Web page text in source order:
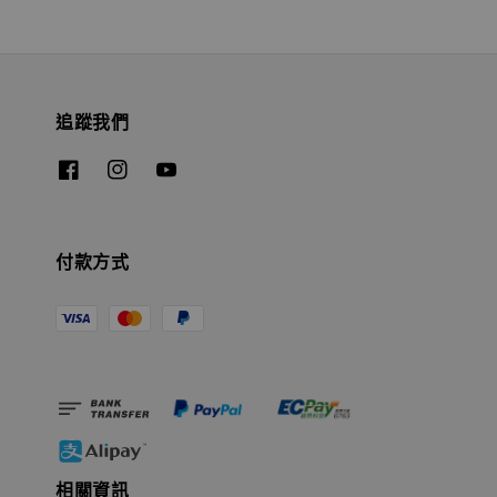
追蹤我們
付款方式
相關資訊